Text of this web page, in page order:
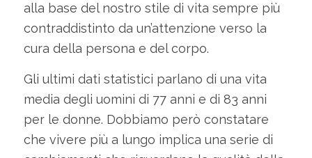
alla base del nostro stile di vita sempre più
contraddistinto da un’attenzione verso la
cura della persona e del corpo.
Gli ultimi dati statistici parlano di una vita
media degli uomini di 77 anni e di 83 anni
per le donne. Dobbiamo però constatare
che vivere più a lungo implica una serie di